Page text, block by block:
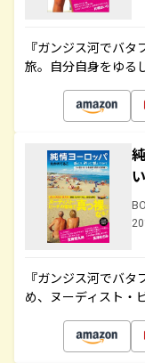
『ガンジス河でバ
旅。自分自身をゆる
『ガンジス河でバ
め、ヌーディスト・